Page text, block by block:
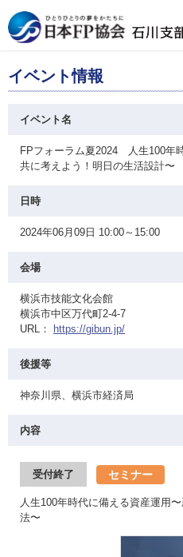
イベント情報
イベント名
FPフォーラム夏2024 人生100年
共に考えよう！明日の生活設計〜
日時
2024年06月09日 10:00～15:00
会場
横浜市技能文化会館
横浜市中区万代町2-4-7
URL：
https://gibun.jp/
後援等
神奈川県、横浜市経済局
内容
受付終了 セミナー
人生100年時代に備える資産運用
法〜